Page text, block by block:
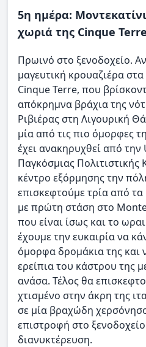
5η ημέρα:
χωριά της Cinque Terre
Πρωινό στο ξενοδοχείο.
μαγευτική κρουαζιέρα
Cinque Terre, που
απόκρημνα βράχια της
Ριβιέρας στη Λιγουρική
μία από τις πιο όμορφες
έχει ανακηρυχθεί από
Παγκόσμιας
κέντρο εξόρμησης την
επισκεφτούμε τρία από
με πρώτη στάση στο
που είναι ίσως και το
έχουμε την ευκαιρία να
όμορφα δρομάκια της και
ερείπια του κάστρου της
ανάσα. Τέλος θα
χτισμένο στην άκρη της
σε μία βραχώδη
επιστροφή στο
διανυκτέρευση.